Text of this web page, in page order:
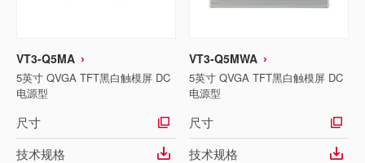
VT3-Q5MA
5英寸 QVGA TFT黑白触模屏 DC
电源型
尺寸
技术规格
VT3-Q5MWA
5英寸 QVGA TFT黑白触模屏 DC
电源型
尺寸
技术规格